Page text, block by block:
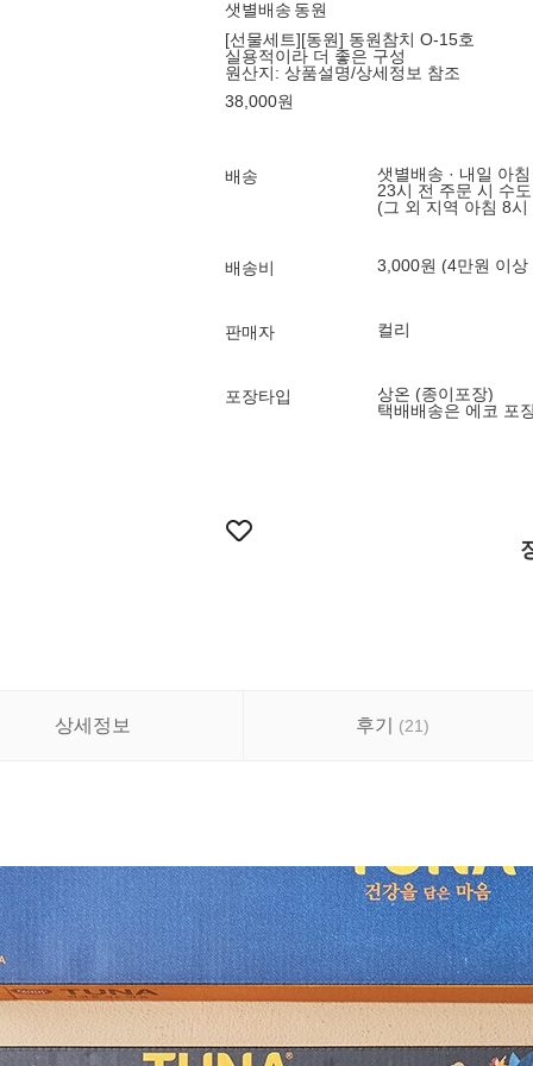
샛별배송 동원
[선물세트][동원] 동원참치 O-15호
실용적이라 더 좋은 구성
원산지: 상품설명/상세정보 참조
38,000원
배송
샛별배송 · 내일 아침
23시 전 주문 시 수
(그 외 지역 아침 8시
배송비 3,000원 (4만원 이상
판매자 컬리
포장타입
상온 (종이포장)
택배배송은 에코 포
상세정보 후기 (21)